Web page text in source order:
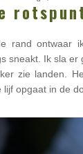
rand ontwaar
sneakt. Ik sla er
zie landen.
opgaat in de